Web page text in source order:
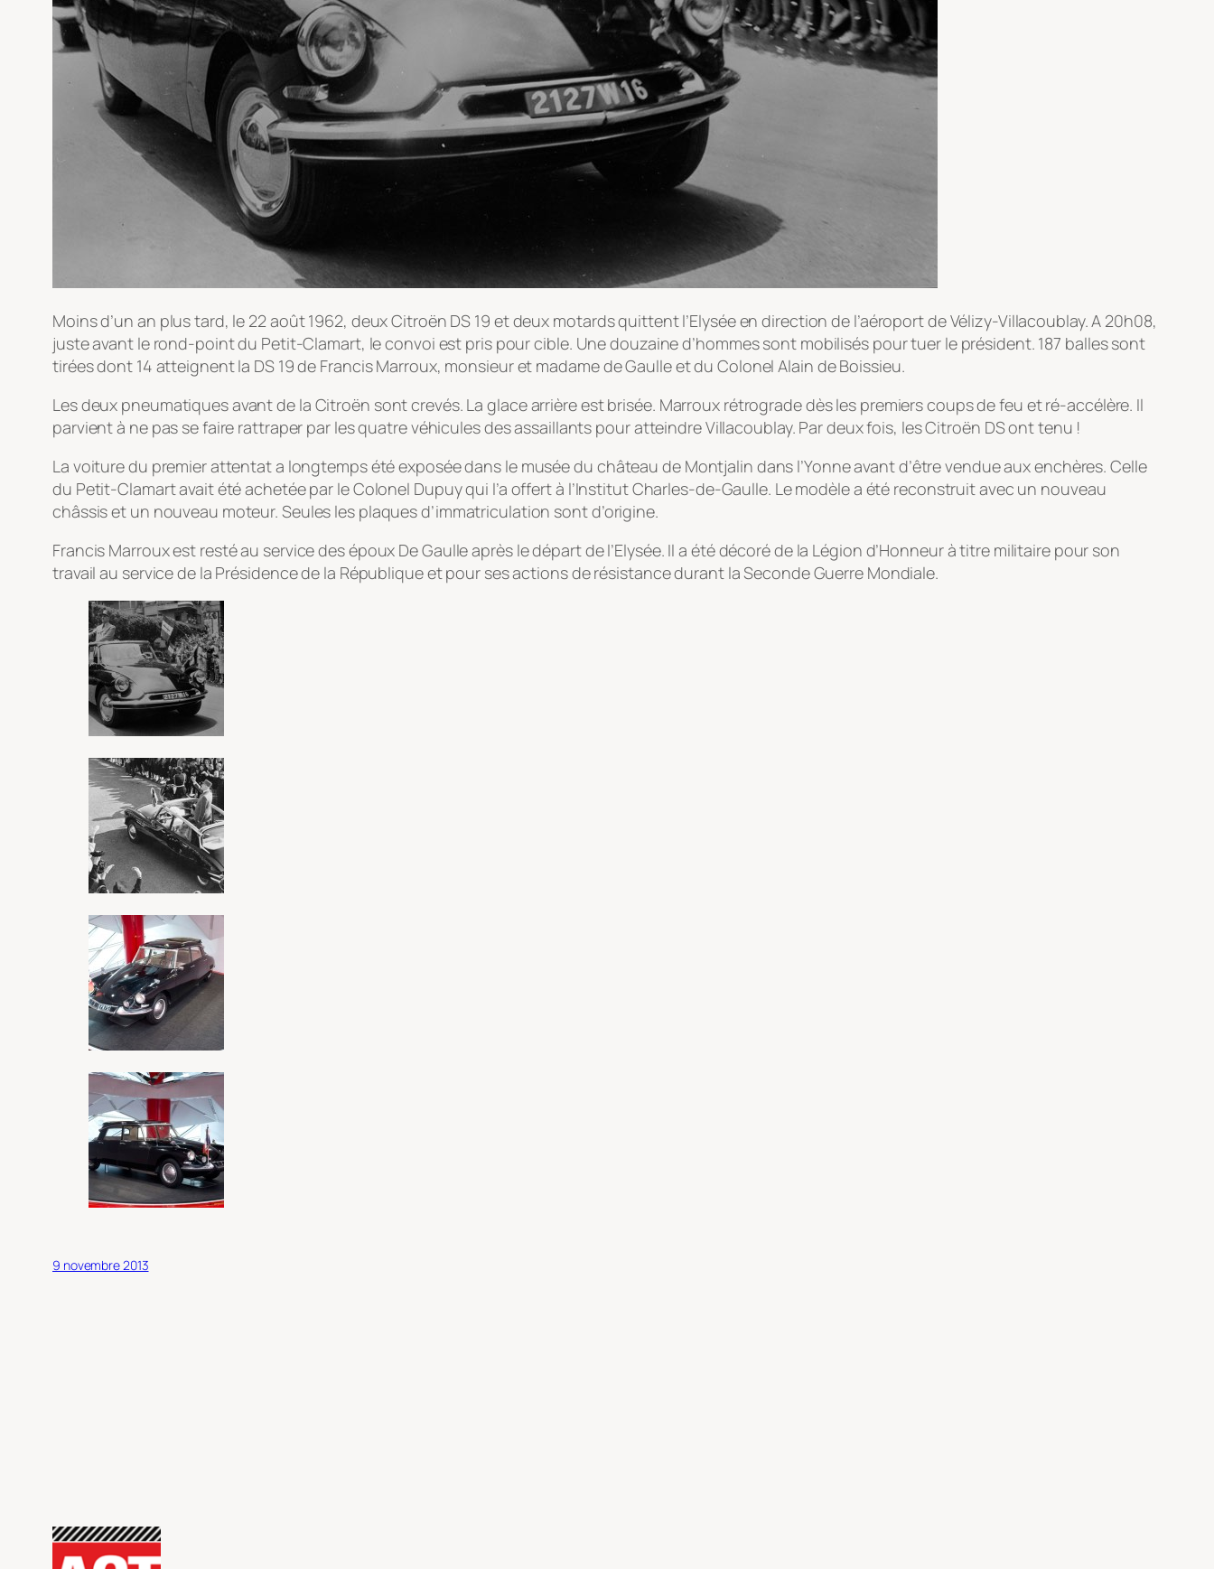
Moins d’un an plus tard, le 22 août 1962, deux Citroën DS 19 et deux motards quittent l’Elysée en direction de l’aéroport de Vélizy-Villacoublay. A 20h08,
juste avant le rond-point du Petit-Clamart, le convoi est pris pour cible. Une douzaine d’hommes sont mobilisés pour tuer le président. 187 balles sont
tirées dont 14 atteignent la DS 19 de Francis Marroux, monsieur et madame de Gaulle et du Colonel Alain de Boissieu.
Les deux pneumatiques avant de la Citroën sont crevés. La glace arrière est brisée. Marroux rétrograde dès les premiers coups de feu et ré-accélère. Il
parvient à ne pas se faire rattraper par les quatre véhicules des assaillants pour atteindre Villacoublay. Par deux fois, les Citroën DS ont tenu !
La voiture du premier attentat a longtemps été exposée dans le musée du château de Montjalin dans l’Yonne avant d’être vendue aux enchères. Celle
du Petit-Clamart avait été achetée par le Colonel Dupuy qui l’a offert à l’Institut Charles-de-Gaulle. Le modèle a été reconstruit avec un nouveau
châssis et un nouveau moteur. Seules les plaques d’immatriculation sont d’origine.
Francis Marroux est resté au service des époux De Gaulle après le départ de l’Elysée. Il a été décoré de la Légion d’Honneur à titre militaire pour son
travail au service de la Présidence de la République et pour ses actions de résistance durant la Seconde Guerre Mondiale.
9 novembre 2013